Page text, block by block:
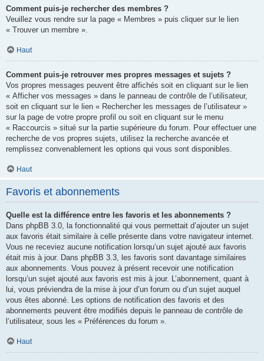
Comment puis-je rechercher des membres ?
Veuillez vous rendre sur la page « Membres » puis cliquer sur le lien
« Trouver un membre ».
Haut
Comment puis-je retrouver mes propres messages et sujets ?
Vos propres messages peuvent être affichés soit en cliquant sur le lien
« Afficher vos messages » dans le panneau de contrôle de l’utilisateur,
soit en cliquant sur le lien « Rechercher les messages de l’utilisateur »
sur la page de votre propre profil ou soit en cliquant sur le menu
« Raccourcis » situé sur la partie supérieure du forum. Pour effectuer une
recherche de vos propres sujets, utilisez la recherche avancée et
remplissez convenablement les options qui vous sont disponibles.
Haut
Favoris et abonnements
Quelle est la différence entre les favoris et les abonnements ?
Dans phpBB 3.0, la fonctionnalité qui vous permettait d’ajouter un sujet
aux favoris était similaire à celle présente dans votre navigateur internet.
Vous ne receviez aucune notification lorsqu’un sujet ajouté aux favoris
était mis à jour. Dans phpBB 3.3, les favoris sont davantage similaires
aux abonnements. Vous pouvez à présent recevoir une notification
lorsqu’un sujet ajouté aux favoris est mis à jour. L’abonnement, quant à
lui, vous préviendra de la mise à jour d’un forum ou d’un sujet auquel
vous êtes abonné. Les options de notification des favoris et des
abonnements peuvent être modifiés depuis le panneau de contrôle de
l’utilisateur, sous les « Préférences du forum ».
Haut